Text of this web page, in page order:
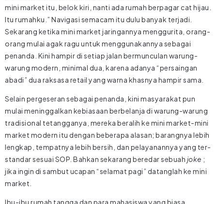
mini market itu, belok kiri, nanti ada rumah berpagar cat hijau.
Itu rumahku.” Navigasi semacam itu dulu banyak terjadi.
Sekarang ketika mini market jaringannya menggurita, orang-
orang mulai agak ragu untuk menggunakannya sebagai
penanda. Kini hampir di setiap jalan bermunculan warung-
warung modern, minimal dua, karena adanya “persaingan
abadi” dua raksasa retail yang warna khasnya hampir sama.
Selain pergeseran sebagai penanda, kini masyarakat pun
mulai meninggalkan kebiasaan berbelanja di warung-warung
tradisional tetangganya, mereka beralih ke mini market-mini
market modern itu dengan beberapa alasan; barangnya lebih
lengkap, tempatnya lebih bersih, dan pelayanannya yang ter-
standar sesuai SOP. Bahkan sekarang beredar sebuah joke ;
jika ingin di sambut ucapan “selamat pagi” datanglah ke mini
market.
Ibu-ibu rumah tangga dan para mahasiswa yang biasa